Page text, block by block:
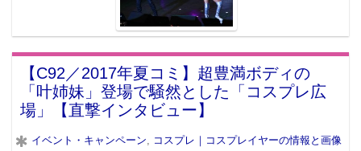
【C92／2017年夏コミ】超豊満ボディの
「叶姉妹」登場で騒然とした「コスプレ広
場」【直撃インタビュー】
イベント・キャンペーン, コスプレ｜コスプレイヤーの情報と画像